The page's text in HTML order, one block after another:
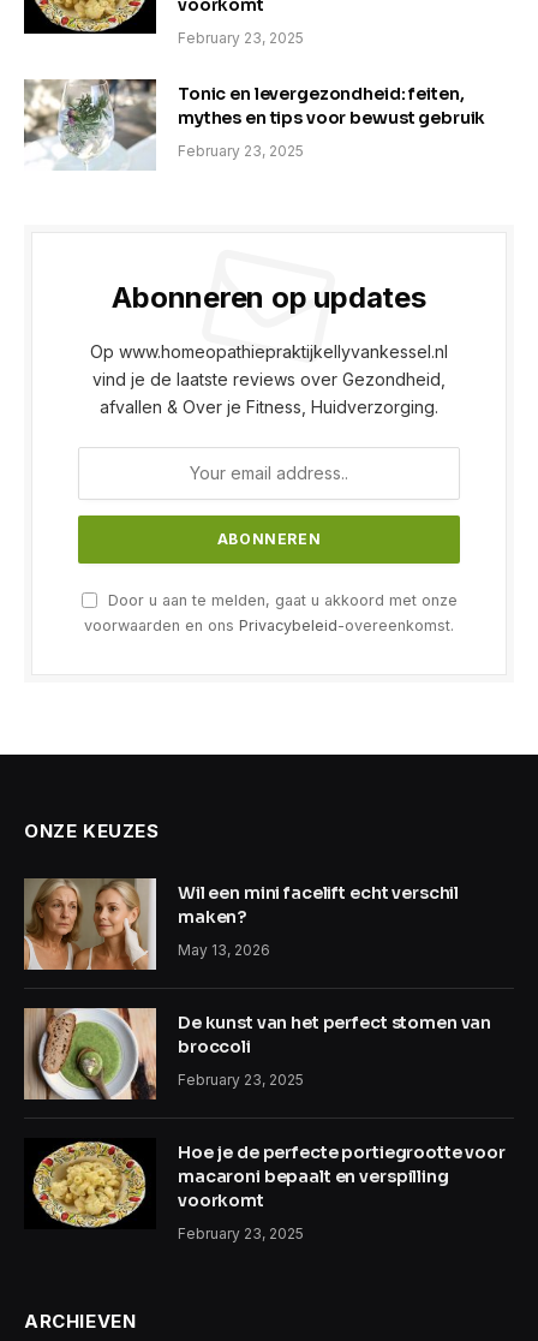
voorkomt
February 23, 2025
Tonic en levergezondheid: feiten,
mythes en tips voor bewust gebruik
February 23, 2025
Abonneren op updates
Op www.homeopathiepraktijkellyvankessel.nl
vind je de laatste reviews over Gezondheid,
afvallen & Over je Fitness, Huidverzorging.
Door u aan te melden, gaat u akkoord met onze
voorwaarden en ons Privacybeleid-overeenkomst.
ONZE KEUZES
Wil een mini facelift echt verschil
maken?
May 13, 2026
De kunst van het perfect stomen van
broccoli
February 23, 2025
Hoe je de perfecte portiegrootte voor
macaroni bepaalt en verspilling
voorkomt
February 23, 2025
ARCHIEVEN